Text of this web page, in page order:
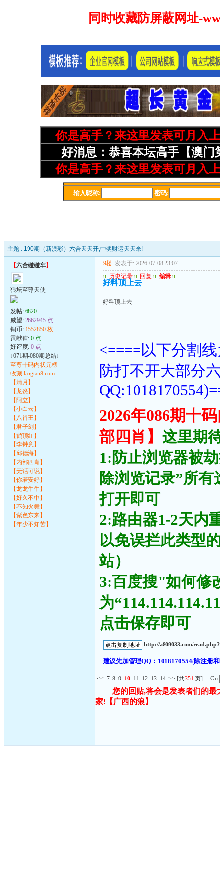
主题 : 190期（新澳彩）六合天天开,中奖财运天天来!
【六合碰碰车】
狼坛至尊天使
发帖: 6820
威望: 2662945 点
铜币: 1552850 枚
贡献值: 0 点
好评度: 0 点
↓071期-080期总结↓
至尊十码内状元榜
收藏:langtan8.com
【清月】
【龙炎】
【阿立】
【小白云】
【八肖王】
【君子剑】
【鹤顶红】
【李钟意】
【邱德海】
【内部四肖】
【无话可说】
【你若安好】
【龙龙牛牛】
【好久不中】
【不知火舞】
【紫色东来】
【年少不知苦】
9楼 发表于: 2026-07-08 23:07
u 历史记录 u 回复 u 编辑 u
好料顶上去
好料顶上去
<====以下分割
防打不开大部分
2026年086期十
部四肖】 这里期
1:防止浏览器被
除浏览记录”所
打开即可
2:路由器1-2天内
以免误拦此类型
站）
3:百度搜"如何修
为
点击保存即可
http://a809033.com/
建议先加管理QQ：1018170554(除注册
<< 7 8 9 10 11 12 13 14 >> [共351 页] Go
您的回贴,将会是发表者们的
家! 【广西的狼】